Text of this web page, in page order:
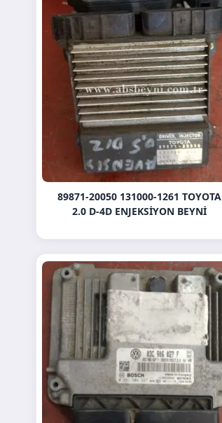
89871-20050 131000-1261 TOYOTA
2.0 D-4D ENJEKSIYON BEYNI